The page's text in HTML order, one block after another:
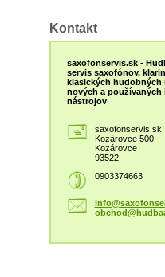
Kontakt
saxofonservis.sk -
servis saxofónov,
klasických hudobných
nových a používaných
nástrojov
saxofonservis.sk
Kozárovce 500
Kozárovce
93522
0903374663